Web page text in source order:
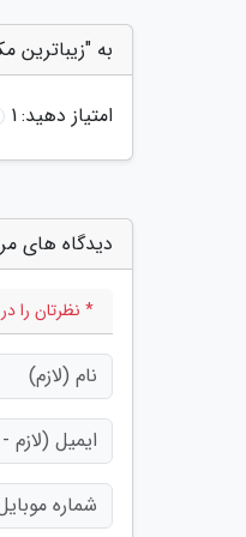
به "زیباترین
امتیاز دهید:1
دیدگاه های
* نظرتان را